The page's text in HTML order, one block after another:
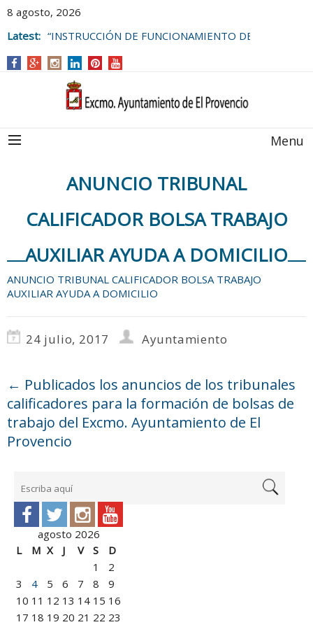
8 agosto, 2026
Latest: “INSTRUCCIÓN DE FUNCIONAMIENTO DE
AYUNTAMIENTO DE EL PROVENCIO
Menu
ANUNCIO TRIBUNAL
CALIFICADOR BOLSA TRABAJO
AUXILIAR AYUDA A DOMICILIO
ANUNCIO TRIBUNAL CALIFICADOR BOLSA TRABAJO
AUXILIAR AYUDA A DOMICILIO
24 julio, 2017 Ayuntamiento
← Publicados los anuncios de los tribunales
calificadores para la formación de bolsas de
trabajo del Excmo. Ayuntamiento de El
Provencio
agosto 2026
L
M X J V S
D
1
2
3
4 5 6 7 8
9
10 11 12 13 14 15 16
17 18 19 20 21 22 23